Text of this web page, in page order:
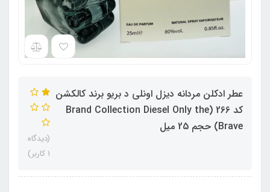
عطر ادکلن مردانه دیزل اونلی د بریو برند کالکشن
کد 266 (Brand Collection Diesel Only the
Brave) حجم 25 میل
(دیدگاه
1 کاربر)